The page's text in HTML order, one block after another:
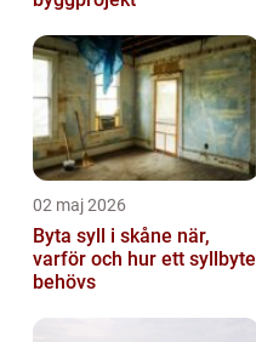
02 maj 2026
Byta syll i skåne när,
varför och hur ett syllbyte
behövs